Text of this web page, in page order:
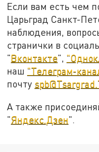
Если вам есть чем
Царьград Санкт-
наблюдения,
странички в
"Вконтакте",
наш "Телеграм-
почту
А также
"Яндекс.Дзен".